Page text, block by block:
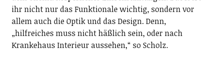
ihr nicht nur das Funktionale wichtig, sondern vor
allem auch die Optik und das Design. Denn,
„hilfreiches muss nicht häßlich sein, oder nach
Krankehaus Interieur aussehen,“ so Scholz.